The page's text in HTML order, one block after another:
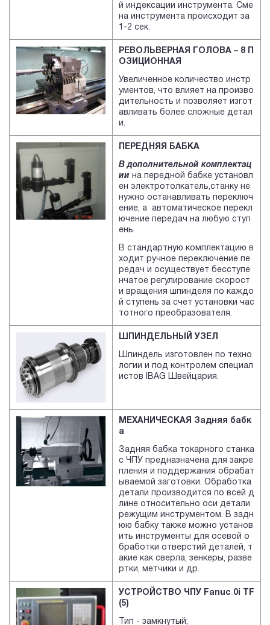
й индексации инструмента. Сме
на инструмента происходит за
1-2 сек.
РЕВОЛЬВЕРНАЯ ГОЛОВА – 8 П
ОЗИЦИОННАЯ
Увеличенное количество инстр
ументов, что влияет на произво
дительность и позволяет изгот
авливать более сложные детал
и.
ПЕРЕДНЯЯ БАБКА
В дополнительной комплектац
ии на передной бабке установл
ен электротолкатель,станку не
нужно останавливать переключ
ение, а автоматическое перекл
ючение передач на любую ступ
ень.
В стандартную комплектацию в
ходит ручное переключение пе
редач и осуществует бесступе
нчатое регулирование скорост
и вращения шпинделя по каждо
й ступень за счет установки час
тотного преобразователя.
ШПИНДЕЛЬНЫЙ УЗЕЛ
Шпиндель изготовлен по техно
логии и под контролем специал
истов IBAG Швейцария.
МЕХАНИЧЕСКАЯ Задняя бабк
а
Задняя бабка токарного станка
с ЧПУ предназначена для закре
пления и поддержания обрабат
ываемой заготовки. Обработка
детали производится по всей д
лине относительно оси детали
режущим инструментом. В задн
юю бабку также можно установ
ить инструменты для осевой о
бработки отверстий деталей, т
акие как сверла, зенкеры, разве
ртки, метчики и др.
УСТРОЙСТВО ЧПУ Fanuc 0i TF
(5)
Тип - замкнутый;